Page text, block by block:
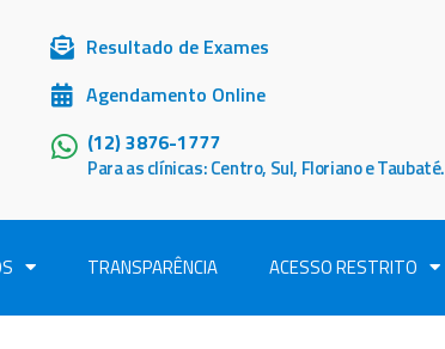
Resultado de Exames
Agendamento Online
(12) 3876-1777
Para as clínicas: Centro, Sul, Floriano e Taubaté.
TRANSPARÊNCIA ACESSO RESTRITO